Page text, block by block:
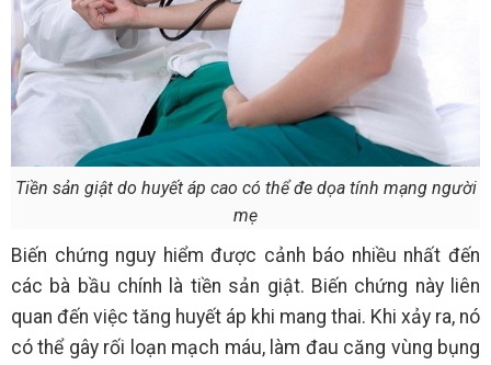
Tiền sản giật do huyết áp cao có thể đe dọa tính mạng người
mẹ
Biến chứng nguy hiểm được cảnh báo nhiều nhất đến
các bà bầu chính là tiền sản giật. Biến chứng này liên
quan đến việc tăng huyết áp khi mang thai. Khi xảy ra, nó
có thể gây rối loạn mạch máu, làm đau căng vùng bụng